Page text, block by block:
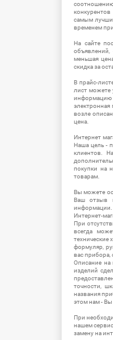
самым
временем
На сайте
объявлений,
меньшая
скидка за
В прайс-
лист
информацию
возле
цена.
Интернет
Наша цель -
клиентов.
покупки на
товарам.
Вы можете
Ваш отзыв
информации.
Интернет-
При
всегда
технические
формуляр,
вас прибора,
Описание на
изделий
точности,
названия
этом нам -
При
нашем
замену на